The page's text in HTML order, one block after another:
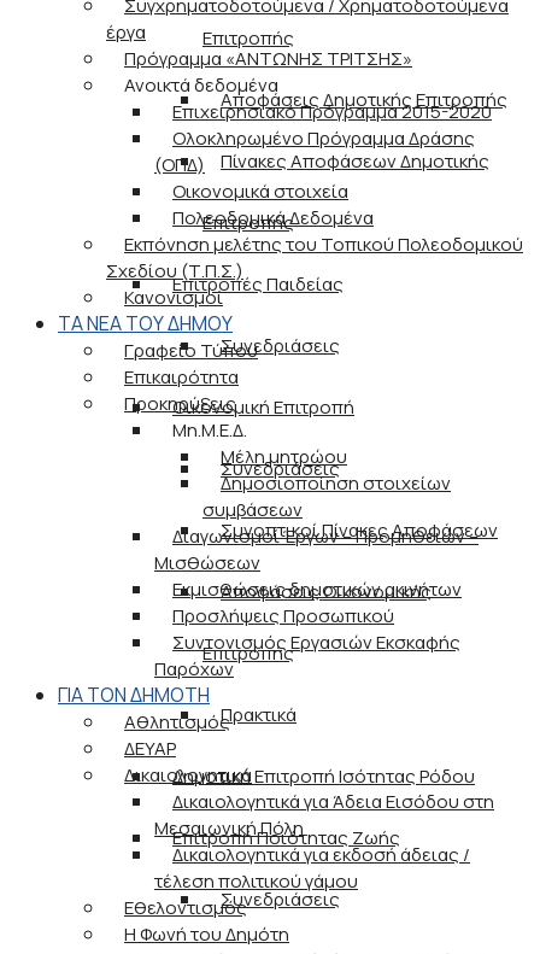
Επιτροπής
Αποφάσεις Δημοτικής Επιτροπής
Πίνακες Αποφάσεων Δημοτικής
Επιτροπής
Επιτροπές Παιδείας
Συνεδριάσεις
Οικονομική Επιτροπή
Συνεδριάσεις
Συνοπτικοί Πίνακες Αποφάσεων
Αποφάσεις Οικονομικής
Επιτροπής
Πρακτικά
Δημοτική Επιτροπή Ισότητας Ρόδου
Επιτροπή Ποιότητας Ζωής
Συνεδριάσεις
Συγχρηματοδοτούμενα / Χρηματοδοτούμενα
έργα
Πρόγραμμα «ΑΝΤΩΝΗΣ ΤΡΙΤΣΗΣ»
Ανοικτά δεδομένα
Επιχειρησιακό Πρόγραμμα 2015-2020
Ολοκληρωμένο Πρόγραμμα Δράσης
(ΟΠΔ)
Οικονομικά στοιχεία
Πολεοδομικά Δεδομένα
Εκπόνηση μελέτης του Τοπικού Πολεοδομικού
Σχεδίου (Τ.Π.Σ.)
Κανονισμοί
ΤΑ ΝΕΑ ΤΟΥ ΔΗΜΟΥ
Γραφείο Τύπου
Επικαιρότητα
Προκηρύξεις
Μη.Μ.Ε.Δ.
Μέλη μητρώου
Δημοσιοποίηση στοιχείων
συμβάσεων
Διαγωνισμοί Έργων – Προμηθειών –
Μισθώσεων
Εκμισθώσεις δημοτικών ακινήτων
Προσλήψεις Προσωπικού
Συντονισμός Εργασιών Εκσκαφής
Παρόχων
ΓΙΑ ΤΟΝ ΔΗΜΟΤΗ
Αθλητισμός
ΔΕΥΑΡ
Δικαιολογητικά
Δικαιολογητικά για Άδεια Εισόδου στη
Μεσαιωνική Πόλη
Δικαιολογητικά για εκδοσή άδειας /
τέλεση πολιτικού γάμου
Εθελοντισμός
Η Φωνή του Δημότη